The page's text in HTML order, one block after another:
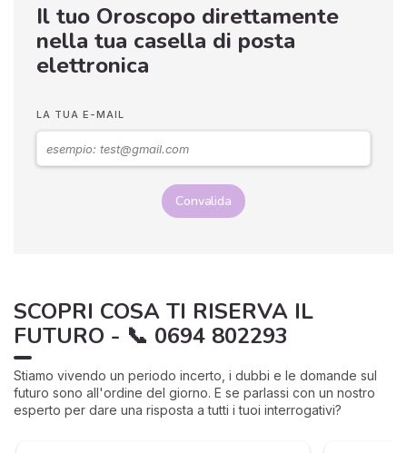
Il tuo Oroscopo direttamente
nella tua casella di posta
elettronica
LA TUA E-MAIL
Convalida
SCOPRI COSA TI RISERVA IL
FUTURO - 📞 0694 802293
Stiamo vivendo un periodo incerto, i dubbi e le domande sul
futuro sono all'ordine del giorno. E se parlassi con un nostro
esperto per dare una risposta a tutti i tuoi interrogativi?